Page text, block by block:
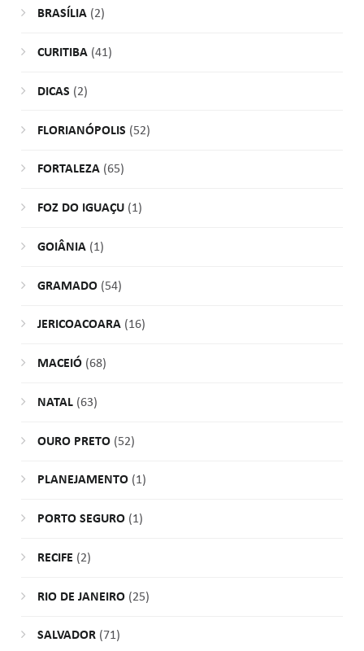
BRASÍLIA(2)
CURITIBA(41)
DICAS (2)
FLORIANÓPOLIS (52)
FORTALEZA(65)
FOZ DO IGUAÇU(1)
GOIÂNIA(1)
GRAMADO(54)
JERICOACOARA(16)
MACEIÓ(68)
NATAL(63)
OURO PRETO(52)
PLANEJAMENTO(1)
PORTO SEGURO(1)
RECIFE (2)
RIO DE JANEIRO(25)
SALVADOR(71)